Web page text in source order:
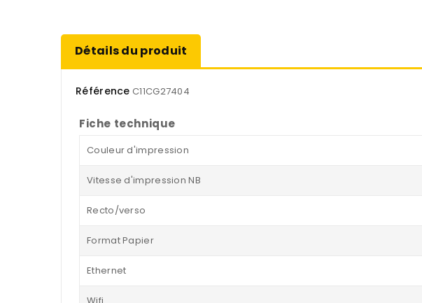
Détails du produit
Référence C11CG27404
Fiche technique
Couleur d'impression
Vitesse d'impression NB
Recto/verso
Format Papier
Ethernet
Wifi